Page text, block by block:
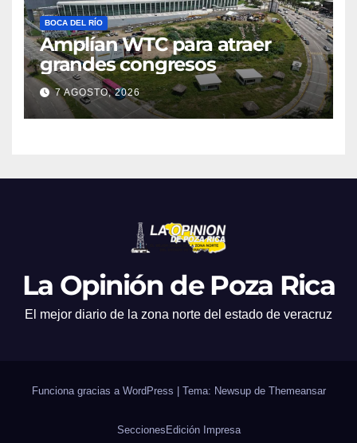
BOCA DEL RÍO
Amplían WTC para atraer
grandes congresos
7 AGOSTO, 2026
La Opinión de Poza Rica
El mejor diario de la zona norte del estado de veracruz
Funciona gracias a WordPress Tema: Newsup de Themeansar
SeccionesEdición Impresa